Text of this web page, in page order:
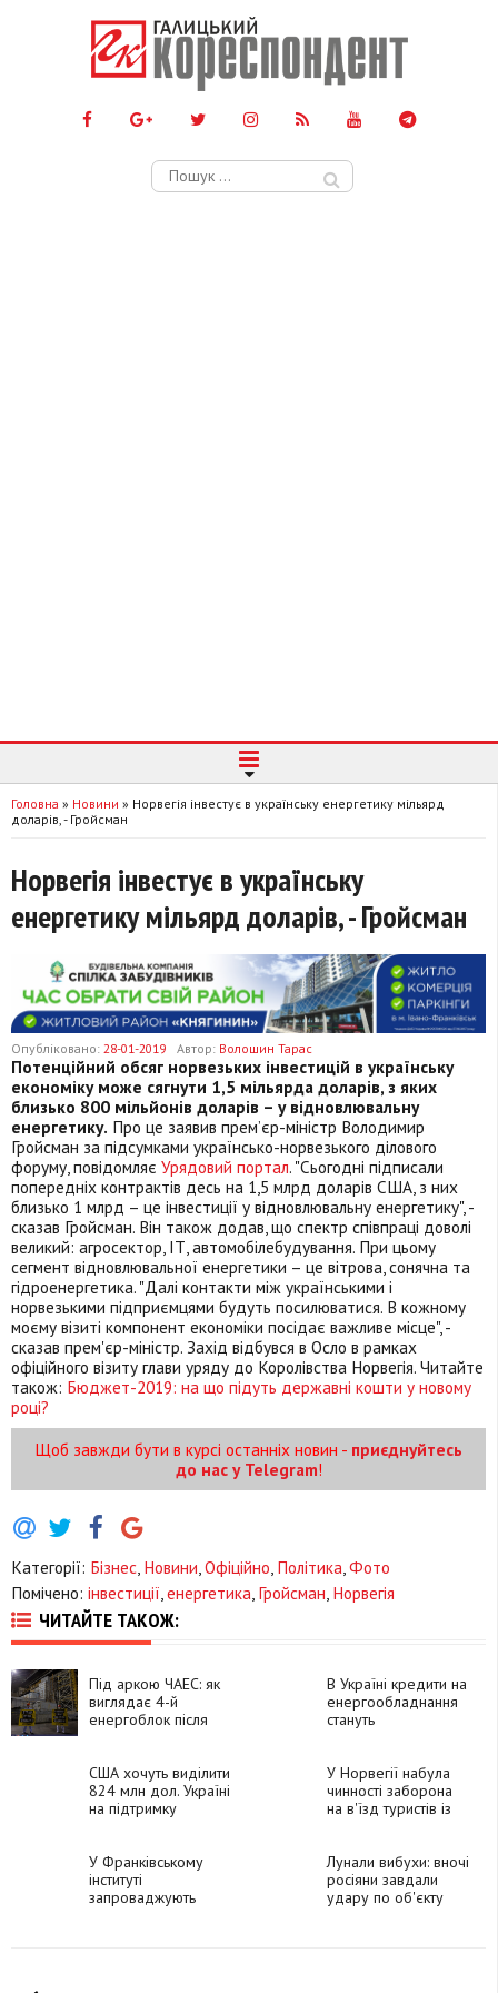
Пошук:
Головна » Новини » Норвегія інвестує в українську енергетику мільярд
доларів, - Гройсман
Норвегія інвестує в українську
енергетику мільярд доларів, - Гройсман
Опубліковано: 28-01-2019 Автор: Волошин Тарас
Потенційний обсяг норвезьких інвестицій в українську
економіку може сягнути 1,5 мільярда доларів, з яких
близько 800 мільйонів доларів – у відновлювальну
енергетику. Про це заявив прем’єр-міністр Володимир
Гройсман за підсумками українсько-норвезького ділового
форуму, повідомляє Урядовий портал. "Сьогодні підписали
попередніх контрактів десь на 1,5 млрд доларів США, з них
близько 1 млрд – це інвестиції у відновлювальну енергетику", -
сказав Гройсман. Він також додав, що спектр співпраці доволі
великий: агросектор, ІТ, автомобілебудування. При цьому
сегмент відновлювальної енергетики – це вітрова, сонячна та
гідроенергетика. "Далі контакти між українськими і
норвезькими підприємцями будуть посилюватися. В кожному
моєму візиті компонент економіки посідає важливе місце", -
сказав прем'єр-міністр. Захід відбувся в Осло в рамках
офіційного візиту глави уряду до Королівства Норвегія. Читайте
також: Бюджет-2019: на що підуть державні кошти у новому
році?
Щоб завжди бути в курсі останніх новин - приєднуйтесь
до нас у Telegram!
Категорії: Бізнес Новини Офіційно Політика Фото
Помічено: інвестиції енергетика Гройсман Норвегія
ЧИТАЙТЕ ТАКОЖ:
Під аркою ЧАЕС: як
виглядає 4-й
енергоблок після
В Україні кредити на
енергообладнання
стануть
США хочуть виділити
824 млн дол. Україні
на підтримку
У Норвегії набула
чинності заборона
на в'їзд туристів із
У Франківському
інституті
запроваджують
Лунали вибухи: вночі
росіяни завдали
удару по об'єкту